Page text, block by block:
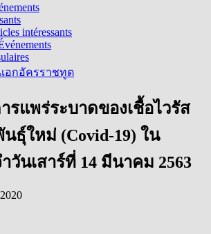
intéressants
อกอัครราชทูต
แพร่ระบาดของเชื้อไวรัส
ธุ์ใหม่ (Covid-19) ใน
วันเสาร์ที่ 14 มีนาคม 2563